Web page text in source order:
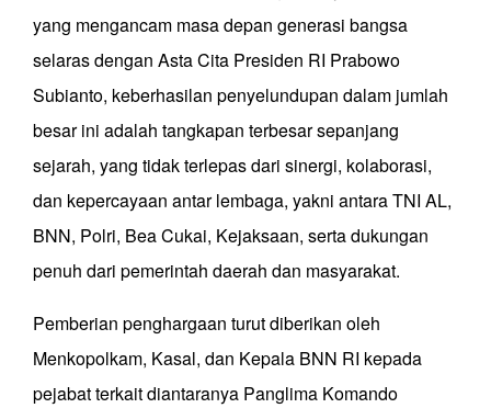
yang mengancam masa depan generasi bangsa
selaras dengan Asta Cita Presiden RI Prabowo
Subianto, keberhasilan penyelundupan dalam jumlah
besar ini adalah tangkapan terbesar sepanjang
sejarah, yang tidak terlepas dari sinergi, kolaborasi,
dan kepercayaan antar lembaga, yakni antara TNI AL,
BNN, Polri, Bea Cukai, Kejaksaan, serta dukungan
penuh dari pemerintah daerah dan masyarakat.
Pemberian penghargaan turut diberikan oleh
Menkopolkam, Kasal, dan Kepala BNN RI kepada
pejabat terkait diantaranya Panglima Komando